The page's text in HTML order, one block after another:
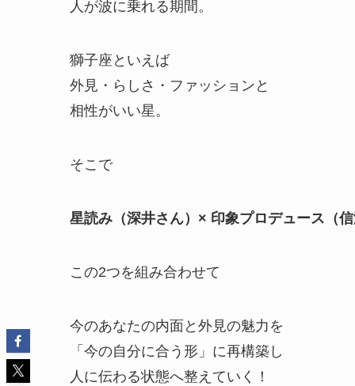
人が波に乗れる期間。
獅子座といえば
外見・らしさ・ファッションと
相性がいい星。
そこで
星読み（深井さん）× 印象プロデュース（
この2つを組み合わせて
今のあなたの内面と外見の魅力を
「今の自分に合う形」に再構築し
人に伝わる状態へ整えていく！